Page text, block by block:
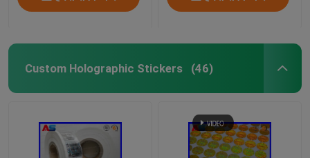
Custom Holographic Stickers (46)